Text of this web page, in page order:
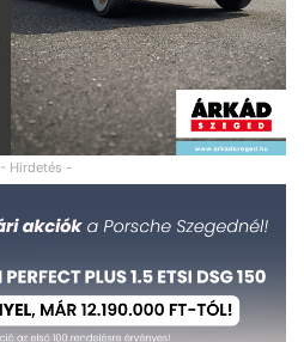
- Hirdetés -